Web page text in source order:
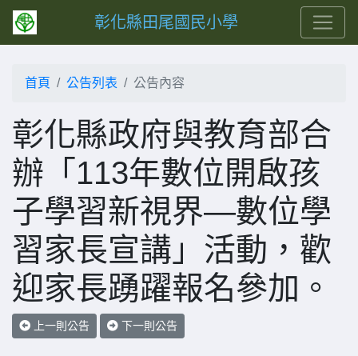
彰化縣田尾國民小學
首頁 公告列表 公告內容
彰化縣政府與教育部合
辦「113年數位開啟孩
子學習新視界—數位學
習家長宣講」活動，歡
迎家長踴躍報名參加。
上一則公告 下一則公告